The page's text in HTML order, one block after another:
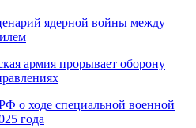
ядерной войны между
армия прорывает оборону
о ходе специальной военной
года